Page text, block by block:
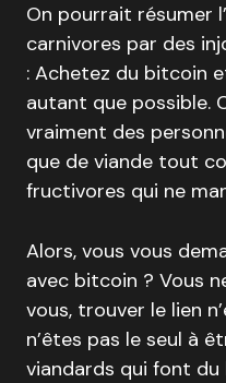
On pourrait résumer
carnivores par des
: Achetez du bitcoin
autant que possible.
vraiment des
que de viande tout
fructivores qui ne
Alors, vous vous
avec bitcoin ? Vous
vous, trouver le lien
n’êtes pas le seul à
viandards qui font